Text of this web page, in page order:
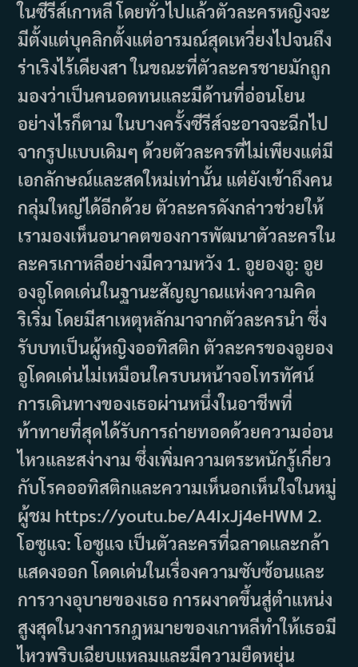
ในซีรีส์เกาหลี โดยทั่วไปแล้วตัวละครหญิงจะ
มีตั้งแต่บุคลิกตั้งแต่อารมณ์สุดเหวี่ยงไปจนถึง
ร่าเริงไร้เดียงสา ในขณะที่ตัวละครชายมักถูก
มองว่าเป็นคนอดทนและมีด้านที่อ่อนโยน
อย่างไรก็ตาม ในบางครั้งซีรีส์จะอาจจะฉีกไป
จากรูปแบบเดิมๆ ด้วยตัวละครที่ไม่เพียงแต่มี
เอกลักษณ์และสดใหม่เท่านั้น แต่ยังเข้าถึงคน
กลุ่มใหญ่ได้อีกด้วย ตัวละครดังกล่าวช่วยให้
เรามองเห็นอนาคตของการพัฒนาตัวละครใน
ละครเกาหลีอย่างมีความหวัง 1. อูยองอู: อูย
องอูโดดเด่นในฐานะสัญญาณแห่งความคิด
ริเริ่ม โดยมีสาเหตุหลักมาจากตัวละครนำ ซึ่ง
รับบทเป็นผู้หญิงออทิสติก ตัวละครของอูยอง
อูโดดเด่นไม่เหมือนใครบนหน้าจอโทรทัศน์
การเดินทางของเธอผ่านหนึ่งในอาชีพที่
ท้าทายที่สุดได้รับการถ่ายทอดด้วยความอ่อน
ไหวและสง่างาม ซึ่งเพิ่มความตระหนักรู้เกี่ยว
กับโรคออทิสติกและความเห็นอกเห็นใจในหมู่
ผู้ชม https://youtu.be/A4IxJj4eHWM 2.
โอซูแจ: โอซูแจ เป็นตัวละครที่ฉลาดและกล้า
แสดงออก โดดเด่นในเรื่องความซับซ้อนและ
การวางอุบายของเธอ การผงาดขึ้นสู่ตำแหน่ง
สูงสุดในวงการกฎหมายของเกาหลีทำให้เธอมี
ไหวพริบเฉียบแหลมและมีความยืดหยุ่น